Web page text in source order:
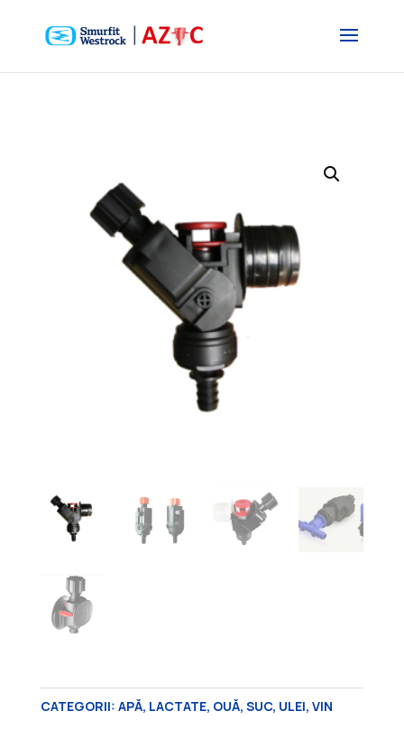
CATEGORII: APĂ, LACTATE, OUĂ, SUC, ULEI, VIN